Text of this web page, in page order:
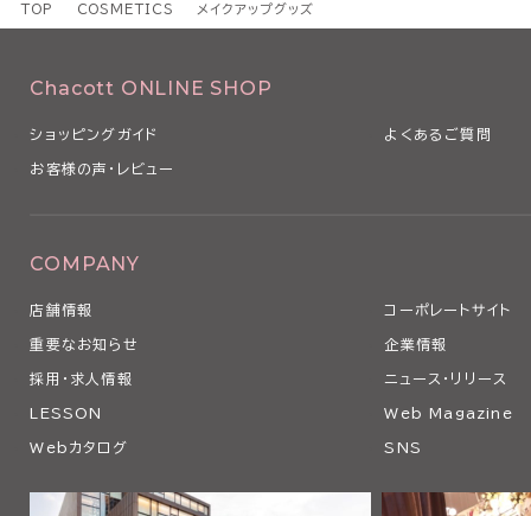
TOP COSMETICS メイクアップグッズ
Chacott ONLINE SHOP
ショッピングガイド よくあるご質問
お客様の声・レビュー
COMPANY
店舗情報 コーポレートサイト
重要なお知らせ 企業情報
採用・求人情報 ニュース・リリース
LESSON Web Magazine
Webカタログ SNS